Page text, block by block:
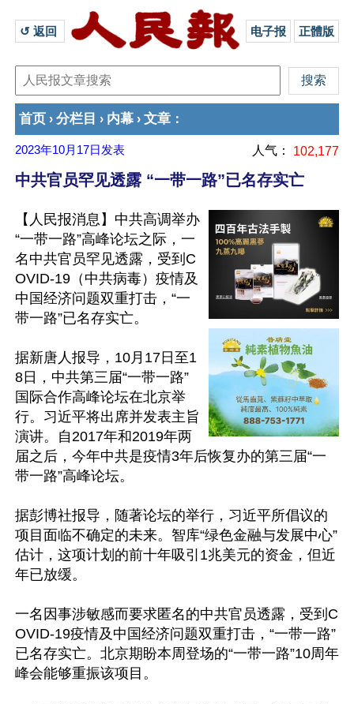
↺ 返回 电子报 正體版
首页 › 分栏目 › 内幕 › 文章 ：
2023年10月17日 发表 人气： 102,177
中共官员罕见透露 “一带一路”已名存实亡
【人民报消息】中共高调举办
“一带一路”高峰论坛之际，一
名中共官员罕见透露，受到C
OVID-19（中共病毒）疫情及
中国经济问题双重打击，“一
带一路”已名存实亡。
据新唐人报导，10月17日至1
8日，中共第三届“一带一路”
国际合作高峰论坛在北京举
行。习近平将出席并发表主旨
演讲。自2017年和2019年两
届之后，今年中共是疫情3年后恢复办的第三届“一
带一路”高峰论坛。
据彭博社报导，随著论坛的举行，习近平所倡议的
项目面临不确定的未来。智库“绿色金融与发展中心”
估计，这项计划的前十年吸引1兆美元的资金，但近
年已放缓。
一名因事涉敏感而要求匿名的中共官员透露，受到C
OVID-19疫情及中国经济问题双重打击，“一带一路”
已名存实亡。北京期盼本周登场的“一带一路”10周年
峰会能够重振该项目。